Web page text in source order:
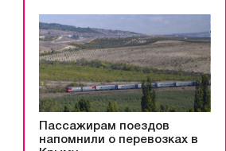
Пассажирам поездов
напомнили о перевозках в